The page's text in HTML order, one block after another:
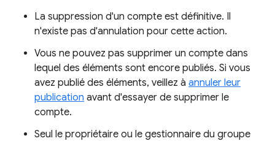
La suppression d'un compte est définitive. Il
n'existe pas d'annulation pour cette action.
Vous ne pouvez pas supprimer un compte dans
lequel des éléments sont encore publiés. Si vous
avez publié des éléments, veillez à annuler leur
publication avant d'essayer de supprimer le
compte.
Seul le propriétaire ou le gestionnaire du groupe